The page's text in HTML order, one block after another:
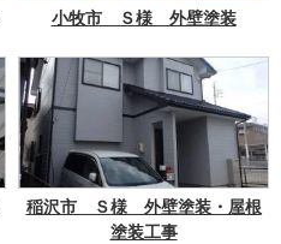
小牧市 Ｓ様 外壁塗装
稲沢市 Ｓ様 外壁塗装・屋根
塗装工事